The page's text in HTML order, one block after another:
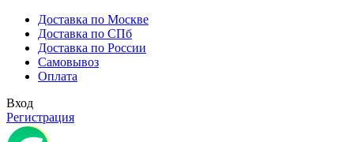
Доставка по Москве
Доставка по СПб
Доставка по России
Самовывоз
Оплата
Вход
Регистрация